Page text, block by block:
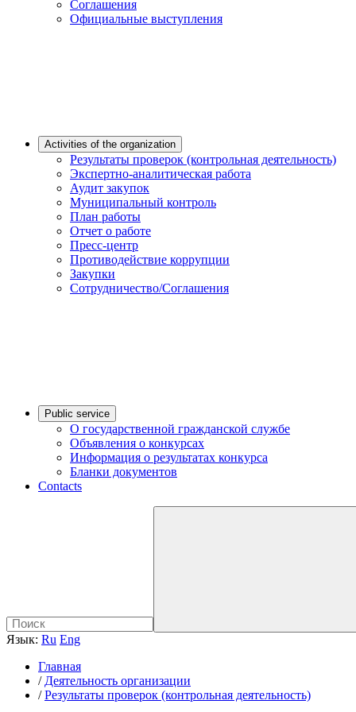
Соглашения
Официальные выступления
Activities of the organization
Результаты проверок (контрольная деятельность)
Экспертно-аналитическая работа
Аудит закупок
Муниципальный контроль
План работы
Отчет о работе
Пресс-центр
Противодействие коррупции
Закупки
Сотрудничество/Соглашения
Public service
О государственной гражданской службе
Объявления о конкурсах
Информация о результатах конкурса
Бланки документов
Contacts
Язык: Ru Eng
Главная
/ Деятельность организации
/ Результаты проверок (контрольная деятельность)